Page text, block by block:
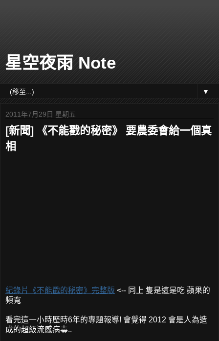
星空夜雨 Note
▼
2011年7月29日 星期五
[新聞] 《不能戳的秘密》 要農委會給一個真
相
紀錄片《不能戳的秘密》完整版 <-- 同上 隻是這是吃 蘋果的
頻寬
看完這一小時歷時6年的專題報導! 會覺得 2012 會是人為造
成的超級流感病毒..